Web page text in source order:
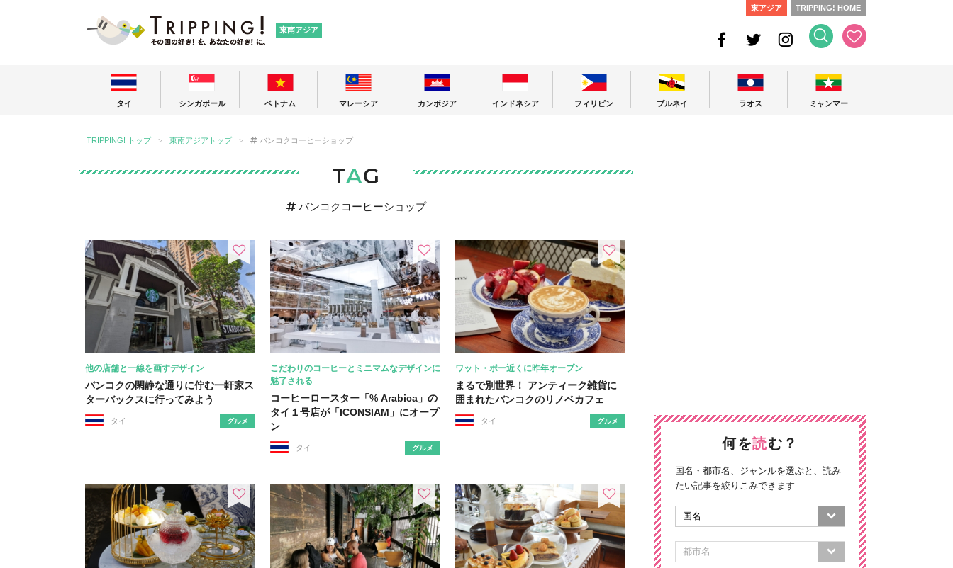
東南アジア
東アジア TRIPPING! HOME
タイ シンガポール ベトナム マレーシア カンボジア インドネシア フィリピン ブルネイ ラオス ミャンマー
TRIPPING! トップ 東南アジアトップ バンコクコーヒーショップ
TAG
バンコクコーヒーショップ
他の店舗と一線を画すデザイン
バンコクの閑静な通りに佇む一軒家ス
ターバックスに行ってみよう
タイ グルメ
こだわりのコーヒーとミニマムなデザインに
魅了される
コーヒーロースター「% Arabica」の
タイ１号店が「ICONSIAM」にオープ
ン
タイ グルメ
ワット・ポー近くに昨年オープン
まるで別世界！ アンティーク雑貨に
囲まれたバンコクのリノベカフェ
タイ グルメ
何を読む？
国名・都市名、ジャンルを選ぶと、読み
たい記事を絞りこみできます